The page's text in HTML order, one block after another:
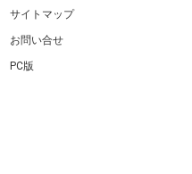
サイトマップ
お問い合せ
PC版